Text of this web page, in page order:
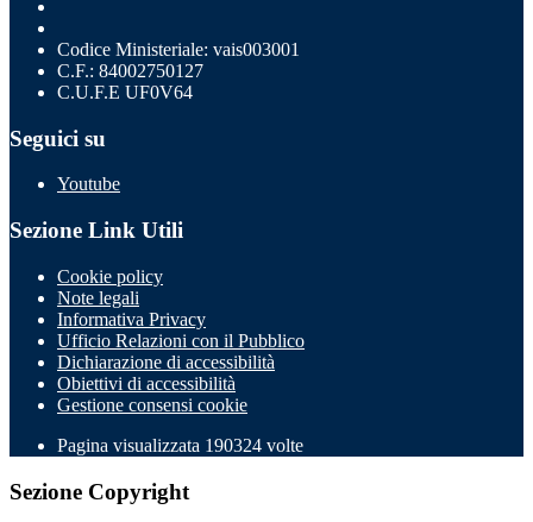
Codice Ministeriale: vais003001
C.F.: 84002750127
C.U.F.E UF0V64
Seguici su
Youtube
Sezione Link Utili
Cookie policy
Note legali
Informativa Privacy
Ufficio Relazioni con il Pubblico
Dichiarazione di accessibilità
Obiettivi di accessibilità
Gestione consensi cookie
Pagina visualizzata 190324 volte
Sezione Copyright